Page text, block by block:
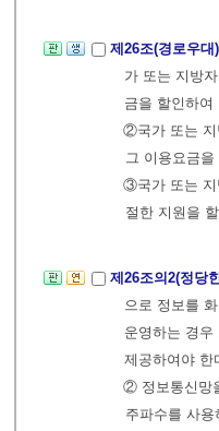
제26조(경로우
가 또는 지방
금을 할인하
②국가 또는 지
그 이용요금
③국가 또는 지
절한 지원을
제26조의2(정당
으로 정보를
운영하는 경
제공하여야 한
② 정보통신망
주파수를 사